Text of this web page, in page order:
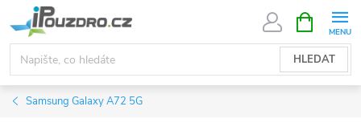
na
obsah
HLEDAT
NÁKUPNÍ
KOŠÍK
Samsung Galaxy A72 5G